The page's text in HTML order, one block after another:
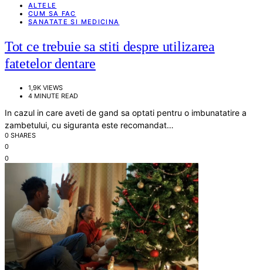
ALTELE
CUM SA FAC
SANATATE SI MEDICINA
Tot ce trebuie sa stiti despre utilizarea
fatetelor dentare
1,9K VIEWS
4 MINUTE READ
In cazul in care aveti de gand sa optati pentru o imbunatatire a
zambetului, cu siguranta este recomandat…
0 SHARES
0
0